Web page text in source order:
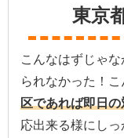
東京
こんなはずじゃ
られなかった！こ
区であれば即日
応出来る様にし